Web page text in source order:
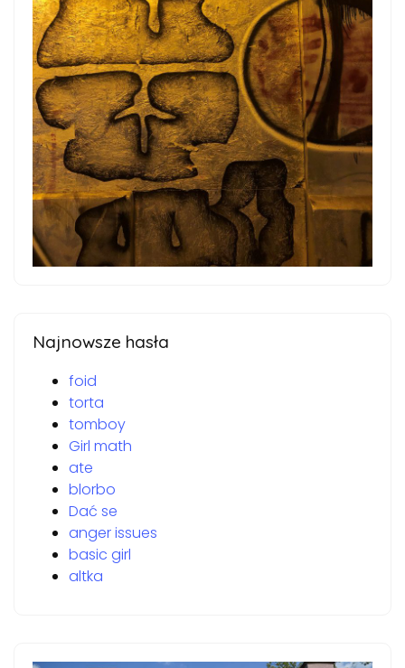
Najnowsze hasła
foid
torta
tomboy
Girl math
ate
blorbo
Dać se
anger issues
basic girl
altka